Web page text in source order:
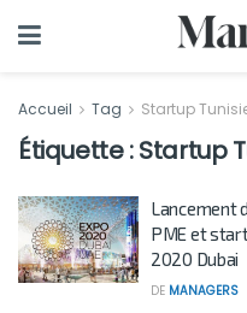
Accueil Tag Startup
Étiquette :Startup
Lancement
PME et
2020 Dubai
DE MANAGERS